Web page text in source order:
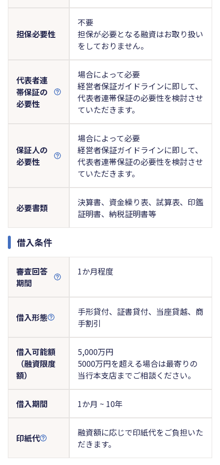
担保必要性
不要
担保が必要となる融資はお取り扱い
をしておりません。
代表者連
帯保証の
必要性
場合によって必要
経営者保証ガイドラインに即して、
代表者連帯保証の必要性を検討させ
ていただきます。
保証人の
必要性
場合によって必要
経営者保証ガイドラインに即して、
代表者連帯保証の必要性を検討させ
ていただきます。
必要書類
決算書、資金繰り表、試算表、印鑑
証明書、納税証明書等
借入条件
審査回答
期間
1か月程度
借入形態
手形貸付、証書貸付、当座貸越、商
手割引
借入可能額
（融資限度
額）
5,000万円
5000万円を超える場合は最寄りの
当行本支店までご相談ください。
借入期間 1か月 ~ 10年
印紙代
融資額に応じで印紙代をご負担いた
だきます。